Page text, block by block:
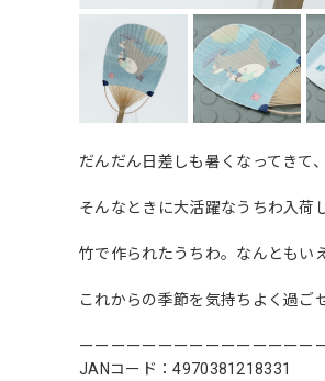
だんだん日差しも暑くなってきて
そんなときに大活躍なうちわ入荷
竹で作られたうちわ。なんともい
これからの季節を気持ちよく過ご
ーーーーーーーーーーーーーーー
JANコード：4970381218331